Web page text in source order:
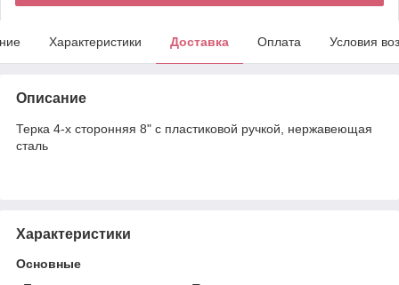
Характеристики Доставка Оплата Условия
Описание
Терка 4-х сторонняя 8" с пластиковой ручкой, нержавеющая
сталь
Характеристики
Основные